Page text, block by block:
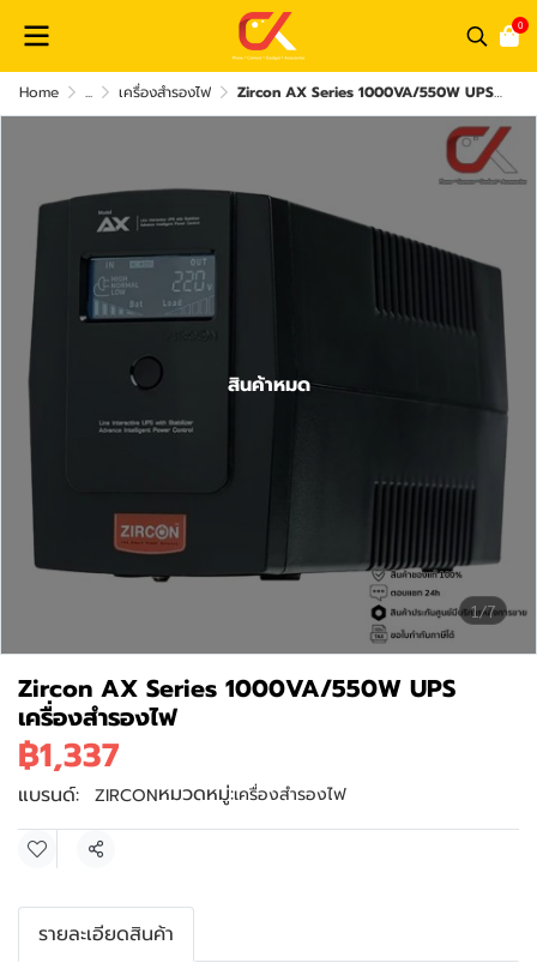
0
Home ... เครื่องสำรองไฟ Zircon AX Series 1000VA/550W UPS เครื่องสำรองไฟ
1/7
สินค้าหมด
Zircon AX Series 1000VA/550W UPS
เครื่องสำรองไฟ
฿1,337
แบรนด์: ZIRCONหมวดหมู่:เครื่องสำรองไฟ
แชร์
รายละเอียดสินค้า